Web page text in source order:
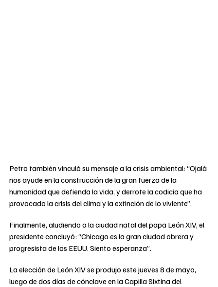
Petro también vinculó su mensaje a la crisis ambiental: “Ojalá
nos ayude en la construcción de la gran fuerza de la
humanidad que defienda la vida, y derrote la codicia que ha
provocado la crisis del clima y la extinción de lo viviente”.
Finalmente, aludiendo a la ciudad natal del papa León XIV, el
presidente concluyó: “Chicago es la gran ciudad obrera y
progresista de los EEUU. Siento esperanza”.
La elección de León XIV se produjo este jueves 8 de mayo,
luego de dos días de cónclave en la Capilla Sixtina del